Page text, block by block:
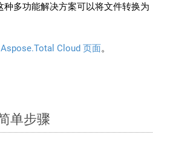
多功能解决方案可以将文件转换为
Aspose.Total Cloud 页面。
单步骤